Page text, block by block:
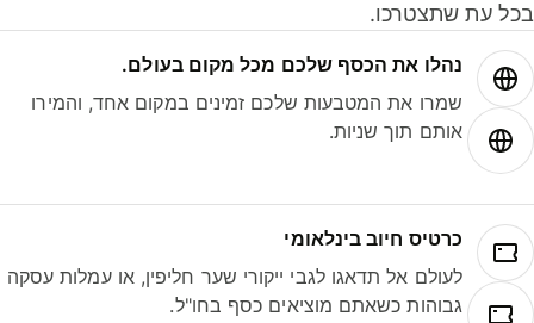
עת שתצטרכו.
נהלו את הכסף שלכם מכל מקום בעולם.
שמרו את המטבעות שלכם זמינים במקום אחד, והמירו
אותם תוך שניות.
כרטיס חיוב בינלאומי
לעולם אל תדאגו לגבי ייקורי שער חליפין, או עמלות עסקה
גבוהות כשאתם מוציאים כסף בחו"ל.